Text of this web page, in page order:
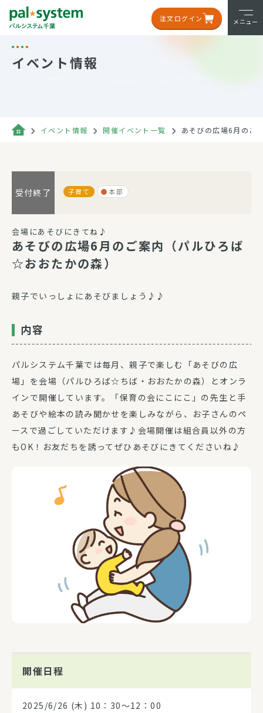
注文ログイン メニュー
イベント情報
イベント情報 開催イベント一覧 あそびの広場6月の
受付終了 子育て 本部
会場にあそびにきてね♪
あそびの広場6月のご案内（パルひろば
☆おおたかの森）
親子でいっしょにあそびましょう♪♪
内容
パルシステム千葉では毎月、親子で楽しむ「あそびの広
場」を会場（パルひろば☆ちば・おおたかの森）とオンラ
インで開催しています。「保育の会にこにこ」の先生と手
あそびや絵本の読み聞かせを楽しみながら、お子さんのペ
ースで過ごしていただけます♪会場開催は組合員以外の方
もOK！お友だちを誘ってぜひあそびにきてくださいね♪
開催日程
2025/6/26 (木) 10：30～12：00